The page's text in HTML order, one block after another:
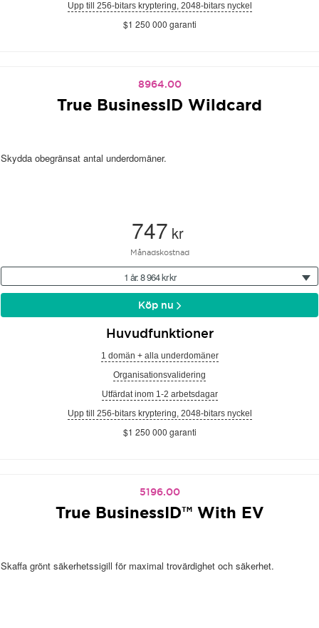
Upp till 256-bitars kryptering, 2048-bitars nyckel
$1 250 000 garanti
8964.00
True BusinessID Wildcard
Skydda obegränsat antal underdomäner.
747 kr
Månadskostnad
1 år: 8 964 kr kr
Köp nu
Huvudfunktioner
1 domän + alla underdomäner
Organisationsvalidering
Utfärdat inom 1-2 arbetsdagar
Upp till 256-bitars kryptering, 2048-bitars nyckel
$1 250 000 garanti
5196.00
True BusinessID™ With EV
Skaffa grönt säkerhetssigill för maximal trovärdighet och säkerhet.